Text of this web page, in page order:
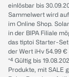
einlösbar bis
Sammelwert wird
im Online Shop.
in der BIPA Filiale
das tiptoi Starter-
der Wert iHv 54.99 €
*⁴ Gültig bis
Produkte, mit SALE